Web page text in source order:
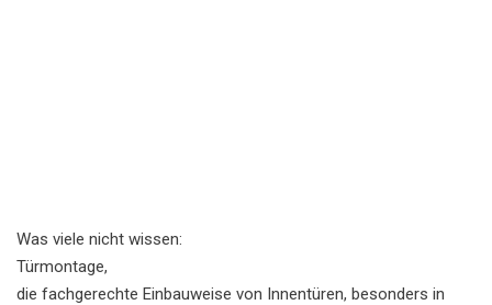
Was viele nicht wissen:
Türmontage,
die fachgerechte Einbauweise von Innentüren, besonders in